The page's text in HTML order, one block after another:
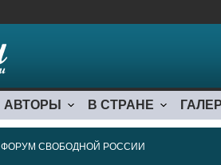
АВТОРЫ В СТРАНЕ
ФОРУМ СВОБОДНОЙ РОССИИ